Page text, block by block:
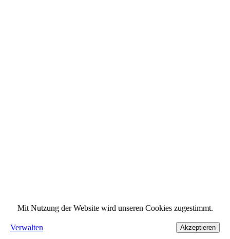
Mit Nutzung der Website wird unseren Cookies zugestimmt.
Verwalten Akzeptieren